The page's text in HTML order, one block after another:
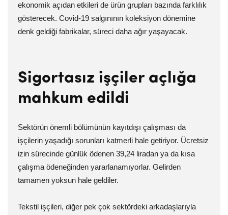
ekonomik açıdan etkileri de ürün grupları bazında farklılık
gösterecek. Covid-19 salgınının koleksiyon dönemine
denk geldiği fabrikalar, süreci daha ağır yaşayacak.
Sigortasız işçiler açlığa
mahkum edildi
Sektörün önemli bölümünün kayıtdışı çalışması da
işçilerin yaşadığı sorunları katmerli hale getiriyor. Ücretsiz
izin sürecinde günlük ödenen 39,24 liradan ya da kısa
çalışma ödeneğinden yararlanamıyorlar. Gelirden
tamamen yoksun hale geldiler.
Tekstil işçileri, diğer pek çok sektördeki arkadaşlarıyla